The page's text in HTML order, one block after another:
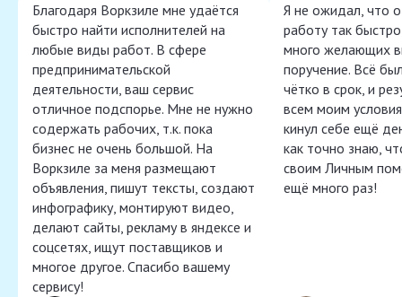
Благодаря Воркзиле мне удаётся
быстро найти исполнителей на
любые виды работ. В сфере
предпринимательской
деятельности, ваш сервис
отличное подспорье. Мне не нужно
содержать рабочих, т.к. пока
бизнес не очень большой. На
Воркзиле за меня размещают
объявления, пишут тексты, создают
инфографику, монтируют видео,
делают сайты, рекламу в яндексе и
соцсетях, ищут поставщиков и
многое другое. Спасибо вашему
сервису!
Я не ожидал, что
работу так
много желающих
поручение. Всё
чётко в срок, и
всем моим
кинул себе ещё
как точно знаю,
своим Личным
ещё много раз!